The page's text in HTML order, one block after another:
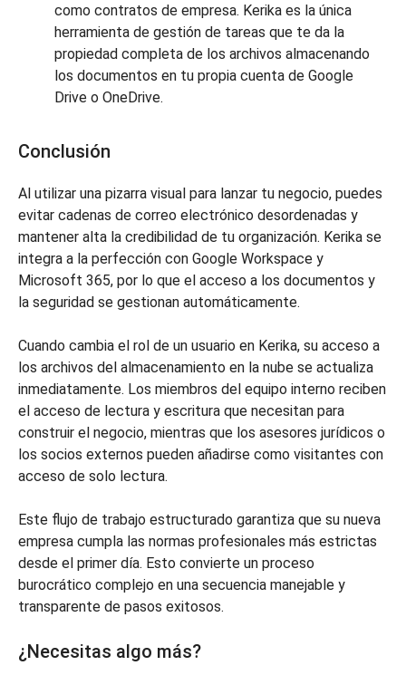
como contratos de empresa. Kerika es la única
herramienta de gestión de tareas que te da la
propiedad completa de los archivos almacenando
los documentos en tu propia cuenta de Google
Drive o OneDrive.
Conclusión
Al utilizar una pizarra visual para lanzar tu negocio, puedes
evitar cadenas de correo electrónico desordenadas y
mantener alta la credibilidad de tu organización. Kerika se
integra a la perfección con Google Workspace y
Microsoft 365, por lo que el acceso a los documentos y
la seguridad se gestionan automáticamente.
Cuando cambia el rol de un usuario en Kerika, su acceso a
los archivos del almacenamiento en la nube se actualiza
inmediatamente. Los miembros del equipo interno reciben
el acceso de lectura y escritura que necesitan para
construir el negocio, mientras que los asesores jurídicos o
los socios externos pueden añadirse como visitantes con
acceso de solo lectura.
Este flujo de trabajo estructurado garantiza que su nueva
empresa cumpla las normas profesionales más estrictas
desde el primer día. Esto convierte un proceso
burocrático complejo en una secuencia manejable y
transparente de pasos exitosos.
¿Necesitas algo más?